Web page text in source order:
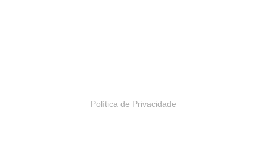
Política de Privacidade